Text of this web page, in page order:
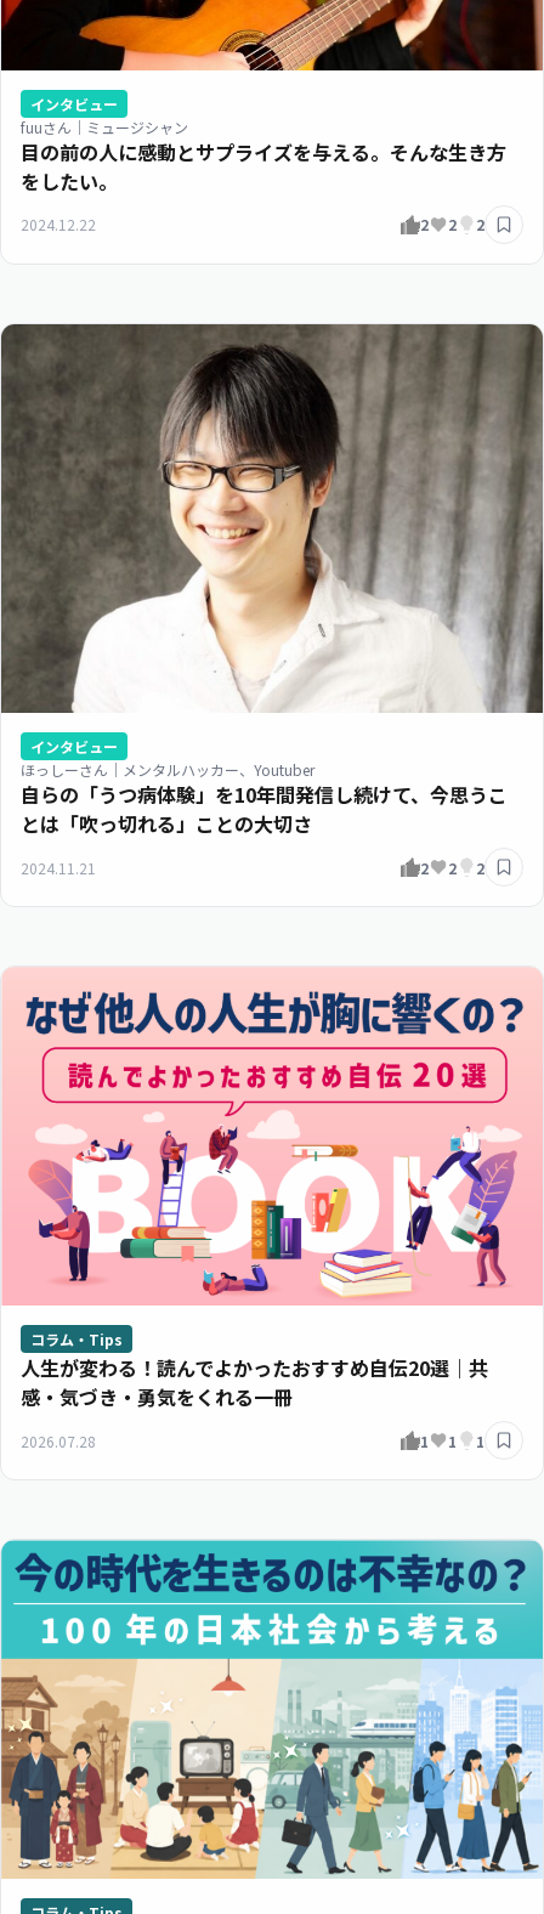
インタビュー
fuuさん｜ミュージシャン
目の前の人に感動とサプライズを与える。そんな生き方
をしたい。
2024.12.22 2 2 2
インタビュー
ほっしーさん｜メンタルハッカー、Youtuber
自らの「うつ病体験」を10年間発信し続けて、今思うこ
とは「吹っ切れる」ことの大切さ
2024.11.21 2 2 2
コラム・Tips
人生が変わる！読んでよかったおすすめ自伝20選｜共
感・気づき・勇気をくれる一冊
2026.07.28 1 1 1